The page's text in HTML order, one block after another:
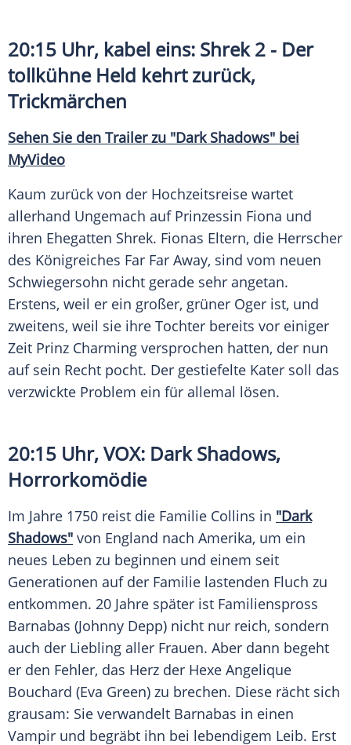
20:15 Uhr, kabel eins: Shrek 2 - Der
tollkühne Held kehrt zurück,
Trickmärchen
Sehen Sie den Trailerzu "Dark Shadows" bei
MyVideo
Kaum zurück von der Hochzeitsreise wartet
allerhand Ungemach auf Prinzessin Fiona und
ihren Ehegatten Shrek. Fionas Eltern, die Herrscher
des Königreiches Far Far Away, sind vom neuen
Schwiegersohn nicht gerade sehr angetan.
Erstens, weil er ein großer, grüner Oger ist, und
zweitens, weil sie ihre Tochter bereits vor einiger
Zeit Prinz Charming versprochen hatten, der nun
auf sein Recht pocht. Der gestiefelte Kater soll das
verzwickte Problem ein für allemal lösen.
20:15 Uhr,VOX: Dark Shadows,
Horrorkomödie
Im Jahre 1750 reist die Familie Collins in "Dark
Shadows" von England nach Amerika, um ein
neues Leben zu beginnen und einem seit
Generationen auf der Familie lastenden Fluch zu
entkommen. 20 Jahre später ist Familienspross
Barnabas (Johnny Depp) nicht nur reich, sondern
auch der Liebling aller Frauen. Aber dann begeht
er den Fehler, das Herz der Hexe Angelique
Bouchard (Eva Green) zu brechen. Diese rächt sich
grausam: Sie verwandelt Barnabas in einen
Vampir und begräbt ihn bei lebendigem Leib. Erst